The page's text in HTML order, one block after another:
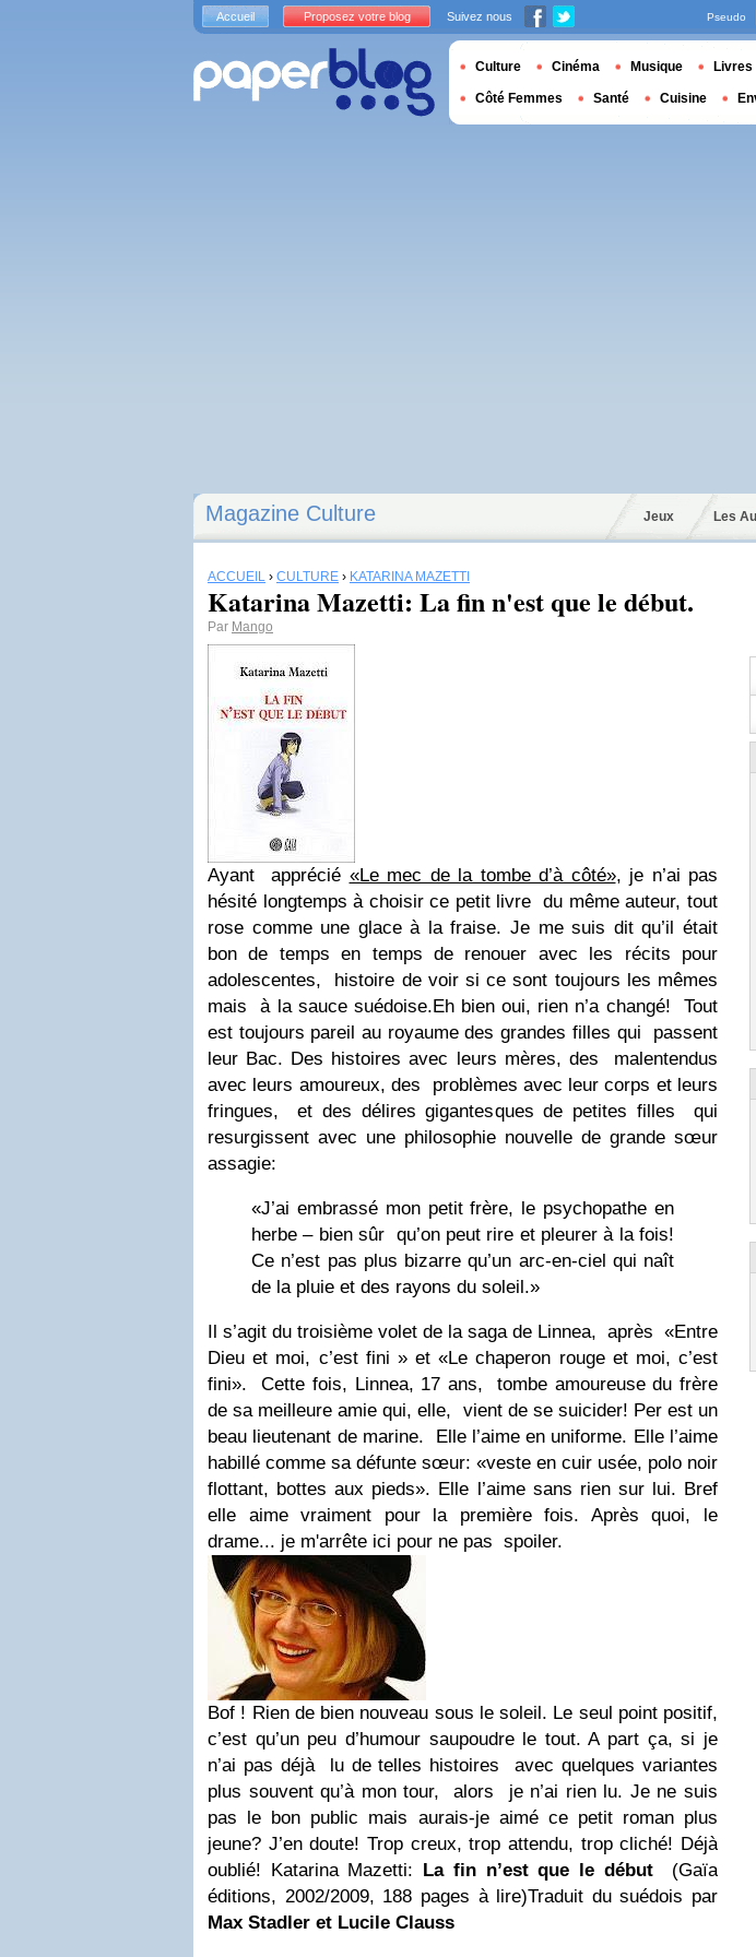
Magazine Culture Jeux Les
ACCUEIL › CULTURE › KATARINA MAZETTI
Katarina Mazetti: La fin n'est que le début.
Par Mango
Ayant apprécié «Le mec de la tombe d’à côté», je n’ai pas
hésité longtemps à choisir ce petit livre du même auteur, tout
rose comme une glace à la fraise. Je me suis dit qu’il était
bon de temps en temps de renouer avec les récits pour
adolescentes, histoire de voir si ce sont toujours les mêmes
mais à la sauce suédoise.Eh bien oui, rien n’a changé! Tout
est toujours pareil au royaume des grandes filles qui passent
leur Bac. Des histoires avec leurs mères, des malentendus
avec leurs amoureux, des problèmes avec leur corps et leurs
fringues, et des délires gigantesques de petites filles qui
resurgissent avec une philosophie nouvelle de grande sœur
assagie:
«J’ai embrassé mon petit frère, le psychopathe en
herbe – bien sûr qu’on peut rire et pleurer à la fois!
Ce n’est pas plus bizarre qu’un arc-en-ciel qui naît
de la pluie et des rayons du soleil.»
Il s’agit du troisième volet de la saga de Linnea, après «Entre
Dieu et moi, c’est fini »et«Le chaperon rouge et moi, c’est
fini». Cette fois, Linnea, 17 ans, tombe amoureuse du frère
de sa meilleure amie qui, elle, vient de se suicider! Per est un
beau lieutenant de marine. Elle l’aime en uniforme. Elle l’aime
habillé comme sa défunte sœur: «veste en cuir usée, polo noir
flottant, bottes aux pieds». Elle l’aime sans rien sur lui. Bref
elle aime vraiment pour la première fois. Après quoi, le
drame... je m'arrête ici pour ne pas spoiler.
Bof ! Rien de bien nouveau sous le soleil. Le seul point positif,
c’est qu’un peu d’humour saupoudre le tout. A part ça, si je
n’ai pas déjà lu de telles histoires avec quelques variantes
plus souvent qu’à mon tour, alors je n’ai rien lu. Je ne suis
pas le bon public mais aurais-je aimé ce petit roman plus
jeune? J’en doute! Trop creux, trop attendu, trop cliché! Déjà
oublié! Katarina Mazetti: La fin n’est que le début(Gaïa
éditions, 2002/2009, 188 pages à lire)Traduit du suédois par
Max Stadler et Lucile Clauss
Accueil Proposez votre blog Suivez nous Pseudo
Culture Cinéma Musique Livres
Côté Femmes Santé Cuisine